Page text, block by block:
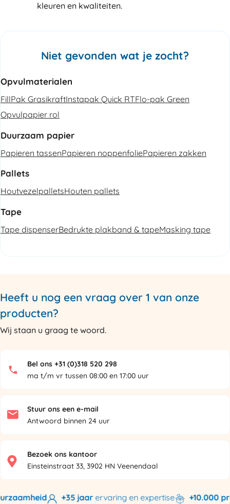
kleuren en kwaliteiten.
Niet gevonden wat je zocht?
Opvulmaterialen
FillPak GrasikraftInstapak Quick RTFlo-pak Green
Opvulpapier rol
Duurzaam papier
Papieren tassenPapieren noppenfoliePapieren zakken
Pallets
HoutvezelpalletsHouten pallets
Tape
Tape dispenserBedrukte plakband & tapeMasking tape
Heeft u nog een vraag over 1 van onze
producten?
Wij staan u graag te woord.
Bel ons +31 (0)318 520 298
ma t/m vr tussen 08:00 en 17:00 uur
Stuur ons een e-mail
Antwoord binnen 24 uur
Bezoek ons kantoor
Einsteinstraat 33, 3902 HN Veenendaal
+35 jaarervaring en expertise +10.000